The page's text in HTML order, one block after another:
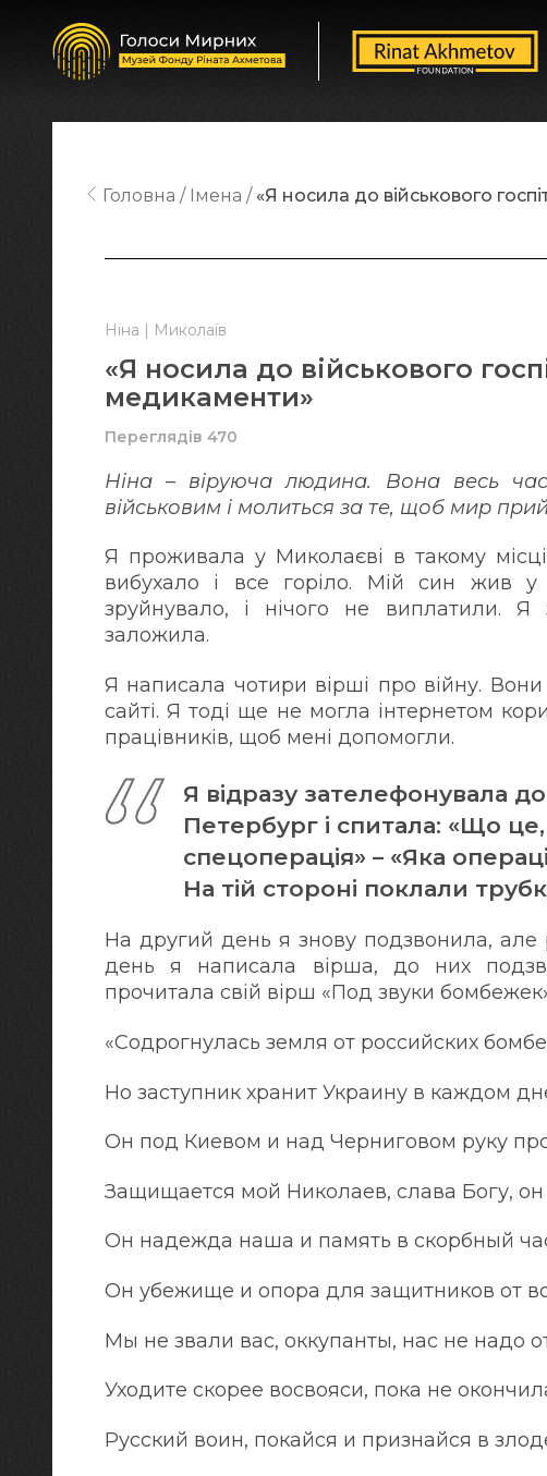
Ніна | Миколаїв
«Я носила до військового
медикаменти»
Переглядів 470
Ніна – віруюча людина. Вона весь
військовим і молиться за те, щоб мир
Я проживала у Миколаєві в такому
вибухало і все горіло. Мій син жив
зруйнувало, і нічого не виплатили. Я
заложила.
Я написала чотири вірші про війну.
сайті. Я тоді ще не могла інтернетом
працівників, щоб мені допомогли.
Я відразу зателефонувала
Петербург і спитала: «Що
спецоперація» – «Яка
На тій стороні поклали
На другий день я знову подзвонила,
день я написала вірша, до них
прочитала свій вірш «Под звуки
«Содрогнулась земля от российских
Но заступник хранит Украину в каждом
Он под Киевом и над Черниговом руку
Защищается мой Николаев, слава Богу, он
Он надежда наша и память в скорбный
Он убежище и опора для защитников от
Мы не звали вас, оккупанты, нас не надо
Уходите скорее восвояси, пока не
Русский воин, покайся и признайся в
Головна Імена «Я носила до військового